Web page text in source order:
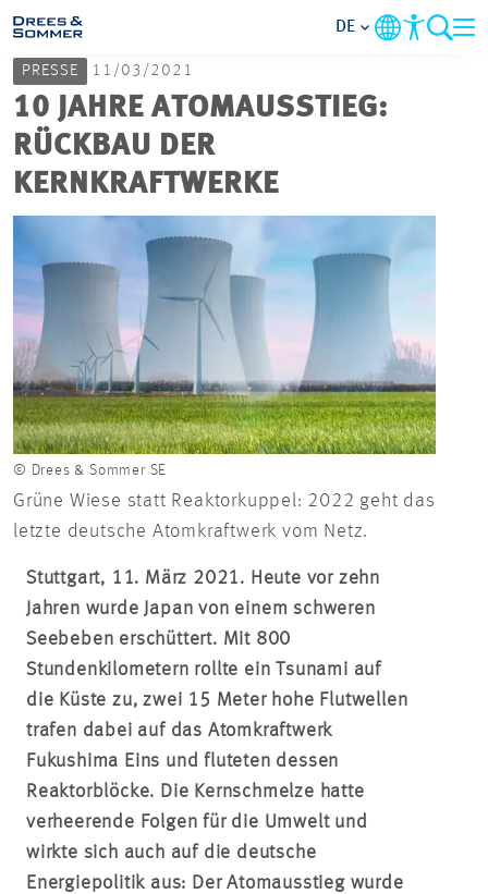
MARKETS
SERVICES
IM FOKUS
KARRIERE
PROJEKTE
DE
PRESSE 11/03/2021
10 JAHRE ATOMAUSSTIEG:
RÜCKBAU DER
KERNKRAFTWERKE
© Drees & Sommer SE
Grüne Wiese statt Reaktorkuppel: 2022 geht das
letzte deutsche Atomkraftwerk vom Netz.
Stuttgart, 11. März 2021. Heute vor zehn
Jahren wurde Japan von einem schweren
Seebeben erschüttert. Mit 800
Stundenkilometern rollte ein Tsunami auf
die Küste zu, zwei 15 Meter hohe Flutwellen
trafen dabei auf das Atomkraftwerk
Fukushima Eins und fluteten dessen
Reaktorblöcke. Die Kernschmelze hatte
verheerende Folgen für die Umwelt und
wirkte sich auch auf die deutsche
Energiepolitik aus: Der Atomausstieg wurde